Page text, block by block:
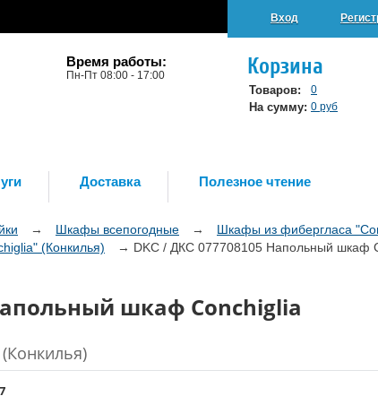
Вход
Время работы:
Пн-Пт 08:00 - 17:00 Корзина
Товаров: 0
На сумму: 0 руб
Доставка Полезное чтение
→ Шкафы всепогодные →
Шкафы из фибергласа
(Конкилья) → DKC / ДКС 077708105 Напольный шкаф
шкаф Conchiglia